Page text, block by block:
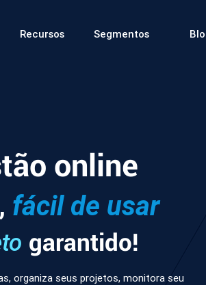
Recursos Segmentos
organiza seus projetos, monitora seu
online
fácil de usar
garantido!